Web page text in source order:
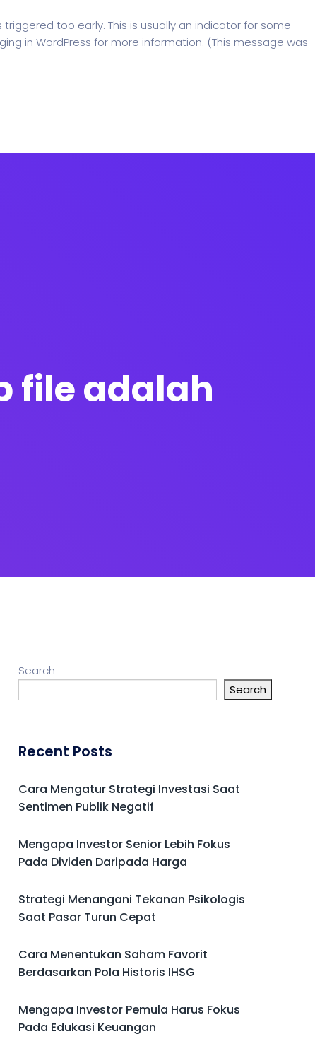
triggered too early. This is usually an indicator for some
in WordPress for more information. (This message was
file adalah
Search
Search
Recent Posts
Cara Mengatur Strategi Investasi Saat
Sentimen Publik Negatif
Mengapa Investor Senior Lebih Fokus
Pada Dividen Daripada Harga
Strategi Menangani Tekanan Psikologis
Saat Pasar Turun Cepat
Cara Menentukan Saham Favorit
Berdasarkan Pola Historis IHSG
Mengapa Investor Pemula Harus Fokus
Pada Edukasi Keuangan